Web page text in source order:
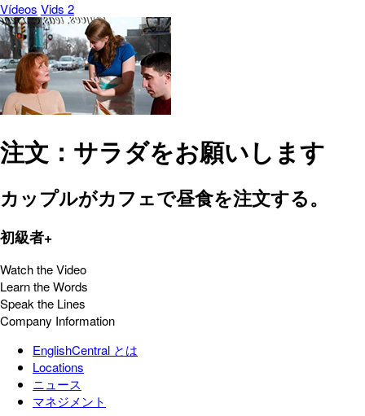
Vídeos Vids 2
注文：サラダをお願いします
カップルがカフェで昼食を注文する。
初級者+
Watch the Video
Learn the Words
Speak the Lines
Company Information
EnglishCentral とは
Locations
ニュース
マネジメント